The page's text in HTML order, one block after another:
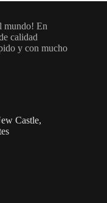
mundo! En
calidad
y con mucho
Castle,